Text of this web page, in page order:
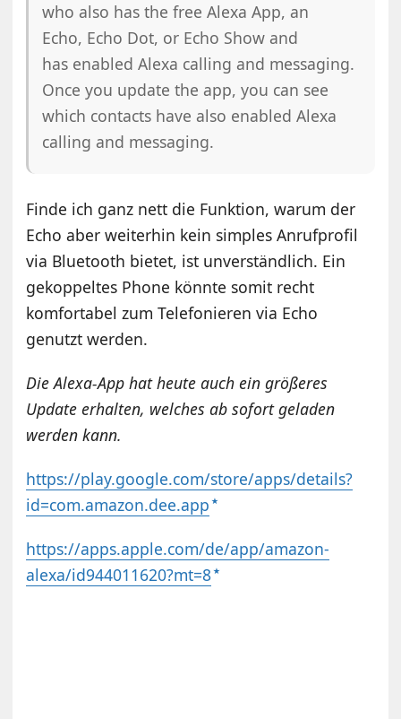
who also has the free Alexa App, an
Echo, Echo Dot, or Echo Show and
has enabled Alexa calling and messaging.
Once you update the app, you can see
which contacts have also enabled Alexa
calling and messaging.
Finde ich ganz nett die Funktion, warum der
Echo aber weiterhin kein simples Anrufprofil
via Bluetooth bietet, ist unverständlich. Ein
gekoppeltes Phone könnte somit recht
komfortabel zum Telefonieren via Echo
genutzt werden.
Die Alexa-App hat heute auch ein größeres
Update erhalten, welches ab sofort geladen
werden kann.
https://play.google.com/store/apps/details?
id=com.amazon.dee.app
https://apps.apple.com/de/app/amazon-
alexa/id944011620?mt=8